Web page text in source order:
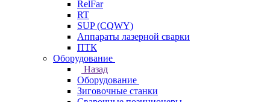
RelFar
RT
SUP (CQWY)
Аппараты лазерной сварки
ПТК
Оборудование
Назад
Оборудование
Зиговочные станки